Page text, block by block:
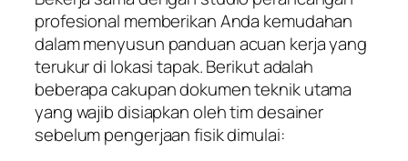
profesional memberikan Anda kemudahan
dalam menyusun panduan acuan kerja yang
terukur di lokasi tapak. Berikut adalah
beberapa cakupan dokumen teknik utama
yang wajib disiapkan oleh tim desainer
sebelum pengerjaan fisik dimulai: